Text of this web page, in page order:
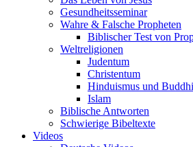
Gesundheitsseminar
Wahre & Falsche Propheten
Biblischer Test von
Weltreligionen
Judentum
Christentum
Hinduismus und
Islam
Biblische Antworten
Schwierige Bibeltexte
Videos